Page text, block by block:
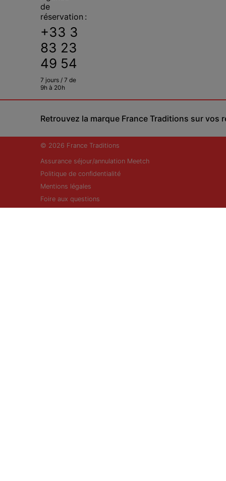
de
réservation :
+33 3
83 23
49 54
7 jours / 7 de
9h à 20h
Retrouvez la marque France Traditions sur vos
© 2026 France Traditions
Assurance séjour/annulation Meetch
Politique de confidentialité
Mentions légales
Foire aux questions